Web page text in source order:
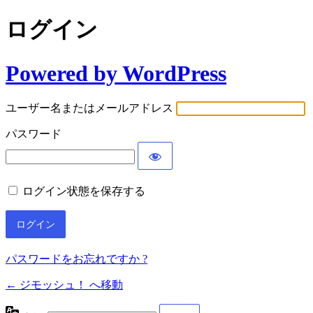
ログイン
Powered by WordPress
ユーザー名またはメールアドレス
パスワード
ログイン状態を保存する
パスワードをお忘れですか ?
← ジモッシュ！ へ移動